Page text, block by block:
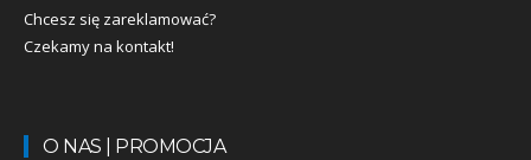
Chcesz się zareklamować?
Czekamy na kontakt!
O NAS | PROMOCJA